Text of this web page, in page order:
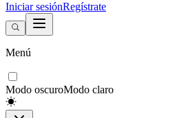
Iniciar sesiónRegístrate
Menú
Modo oscuroModo claro